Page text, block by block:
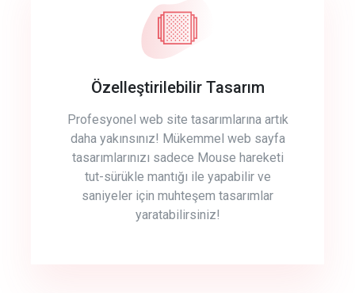
Özelleştirilebilir Tasarım
Profesyonel web site tasarımlarına artık
daha yakınsınız! Mükemmel web sayfa
tasarımlarınızı sadece Mouse hareketi
tut-sürükle mantığı ile yapabilir ve
saniyeler için muhteşem tasarımlar
yaratabilirsiniz!